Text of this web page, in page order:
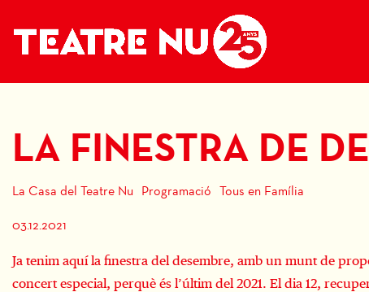
LA FINESTRA DE
La Casa del Teatre Nu Programació Tous en Família
03.12.2021
Ja tenim aquí la finestra del desembre, amb un munt de
concert especial, perquè és l’últim del 2021. El dia 12,